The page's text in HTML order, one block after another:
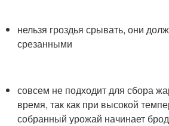
нельзя гроздья срывать, они
срезанными
совсем не подходит для сбора
время, так как при высокой
собранный урожай начинает